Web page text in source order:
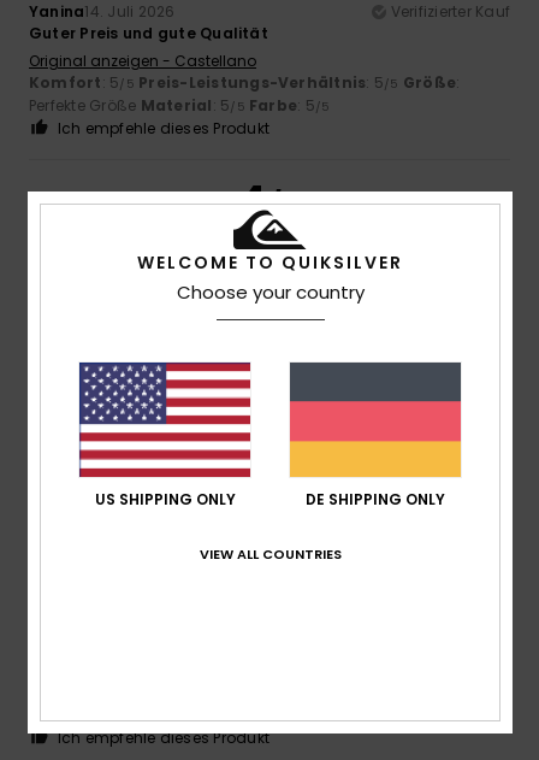
Yanina14. Juli 2026
Verifizierter Kauf
Guter Preis und gute Qualität
Original anzeigen - Castellano
Komfort: 5/5 Preis-Leistungs-Verhältnis: 5/5 Größe:
Perfekte Größe Material: 5/5 Farbe: 5/5
Ich empfehle dieses Produkt
4/5
13. Juli 2026
Original anzeigen - Français
Komfort: 4/5 Preis-Leistungs-Verhältnis
Perfekte GrößeMaterial: 4/5 Farbe
Ich empfehle dieses Produkt
5
Ich empfehle dieses Produkt
WELCOME TO QUIKSILVER
Choose your country
US SHIPPING ONLY DE SHIPPING ONLY
VIEW ALL COUNTRIES